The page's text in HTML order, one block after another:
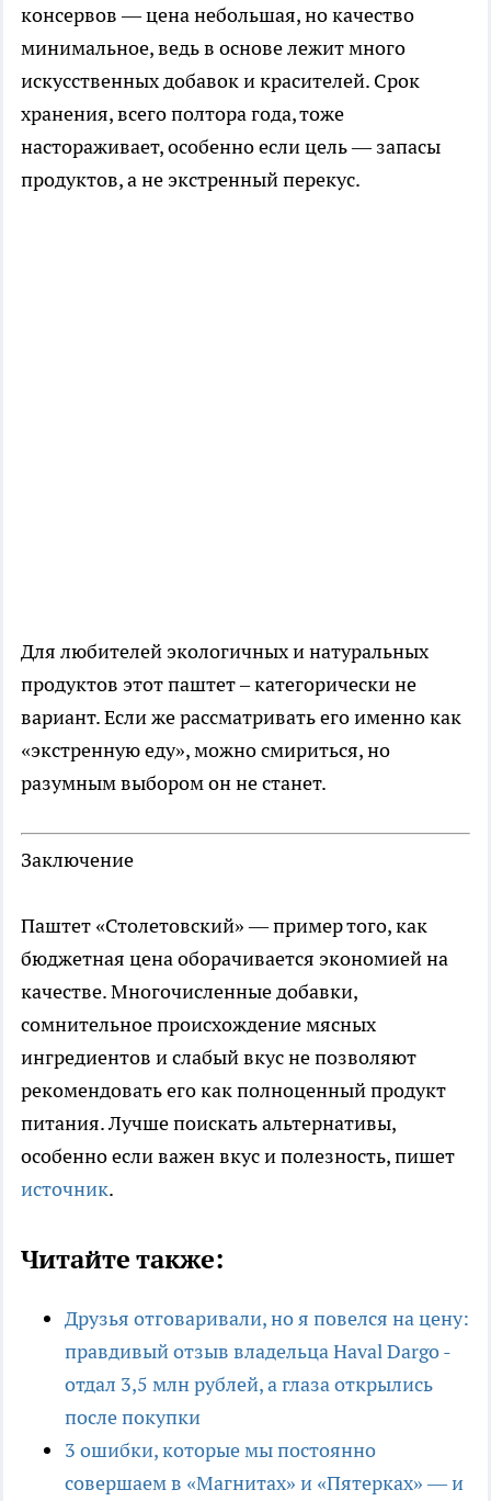
консервов — цена небольшая, но качество
минимальное, ведь в основе лежит много
искусственных добавок и красителей. Срок
хранения, всего полтора года, тоже
настораживает, особенно если цель — запасы
продуктов, а не экстренный перекус.
Для любителей экологичных и натуральных
продуктов этот паштет – категорически не
вариант. Если же рассматривать его именно как
«экстренную еду», можно смириться, но
разумным выбором он не станет.
Заключение
Паштет «Столетовский» — пример того, как
бюджетная цена оборачивается экономией на
качестве. Многочисленные добавки,
сомнительное происхождение мясных
ингредиентов и слабый вкус не позволяют
рекомендовать его как полноценный продукт
питания. Лучше поискать альтернативы,
особенно если важен вкус и полезность, пишет
источник.
Читайте также:
Друзья отговаривали, но я повелся на цену:
правдивый отзыв владельца Haval Dargo -
отдал 3,5 млн рублей, а глаза открылись
после покупки
3 ошибки, которые мы постоянно
совершаем в «Магнитах» и «Пятерках» — и